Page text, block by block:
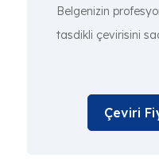
Belgenizin
tasdikli çevirisini
Çeviri